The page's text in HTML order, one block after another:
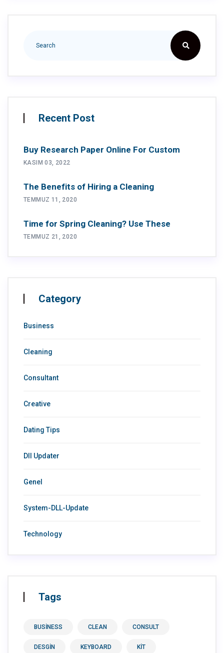
Recent Post
Buy Research Paper Online For Custom
KASIM 03, 2022
The Benefits of Hiring a Cleaning
TEMMUZ 11, 2020
Time for Spring Cleaning? Use These
TEMMUZ 21, 2020
Category
Business
Cleaning
Consultant
Creative
Dating Tips
Dll Updater
Genel
System-DLL-Update
Technology
Tags
BUSINESS CLEAN CONSULT
DESGIN KEYBOARD KIT